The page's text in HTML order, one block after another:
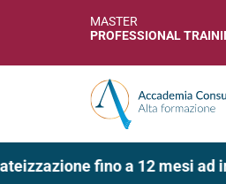
MASTER
PROFESSIONAL
fino a 12 mesi ad